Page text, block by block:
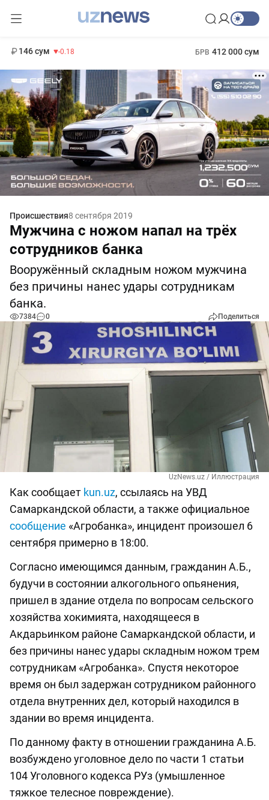
146 сум -0.18 БРВ 412 000 сум
Происшествия8 сентября 2019
Мужчина с ножом напал на трёх
сотрудников банка
Вооружённый складным ножом мужчина
без причины нанес удары сотрудникам
банка.
7384 0 Поделиться
UzNews.uz / Иллюстрация
Как сообщает kun.uz, ссылаясь на УВД
Самаркандской области, а также официальное
сообщение «Агробанка», инцидент произошел 6
сентября примерно в 18:00.
Согласно имеющимся данным, гражданин А.Б.,
будучи в состоянии алкогольного опьянения,
пришел в здание отдела по вопросам сельского
хозяйства хокимията, находящееся в
Акдарьинком районе Самаркандской области, и
без причины нанес удары складным ножом трем
сотрудникам «Агробанка». Спустя некоторое
время он был задержан сотрудником районного
отдела внутренних дел, который находился в
здании во время инцидента.
По данному факту в отношении гражданина А.Б.
возбуждено уголовное дело по части 1 статьи
104 Уголовного кодекса РУз (умышленное
тяжкое телесное повреждение).